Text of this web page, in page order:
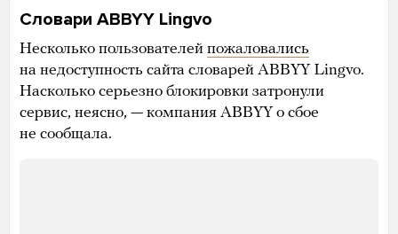
Словари ABBYY Lingvo
Несколько пользователей пожаловались
на недоступность сайта словарей ABBYY Lingvo.
Насколько серьезно блокировки затронули
сервис, неясно, — компания ABBYY о сбое
не сообщала.